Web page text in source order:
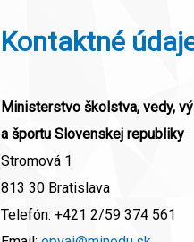
Kontaktné
Ministerstvo školstva, vedy,
a športu Slovenskej republiky
Stromová 1
813 30 Bratislava
Telefón: +421 2/59 374 561